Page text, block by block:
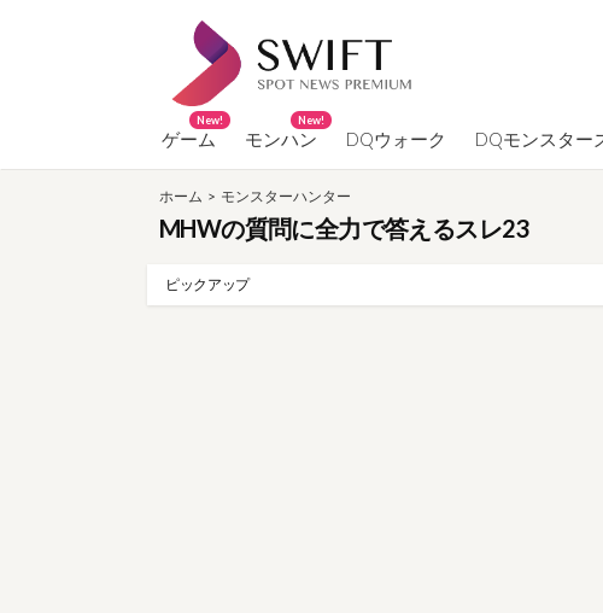
へ
ゲーム
New!
モンハン
New!
DQウォーク DQモンスター
ホーム > モンスターハンター
MHWの質問に全力で答えるスレ23
ピックアップ